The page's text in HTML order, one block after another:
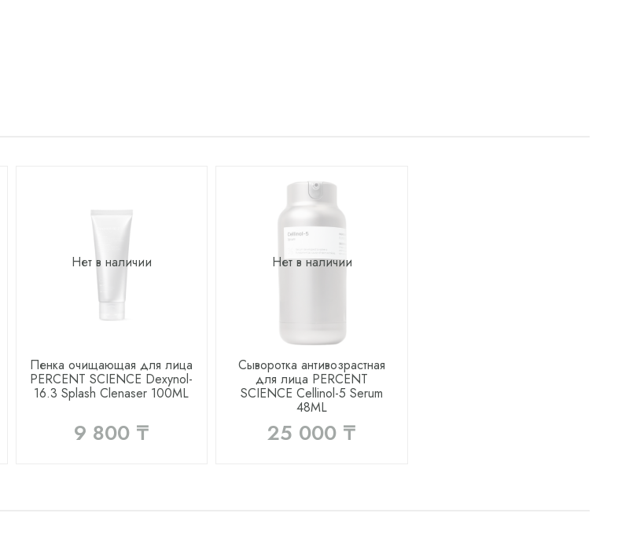
Нет в наличии
Пенка очищающая для лица
PERCENT SCIENCE Dexynol-
16.3 Splash Clenaser 100ML
9 800 ₸
Нет в наличии
Сыворотка антивозрастная
для лица PERCENT
SCIENCE Cellinol-5 Serum
48ML
25 000 ₸